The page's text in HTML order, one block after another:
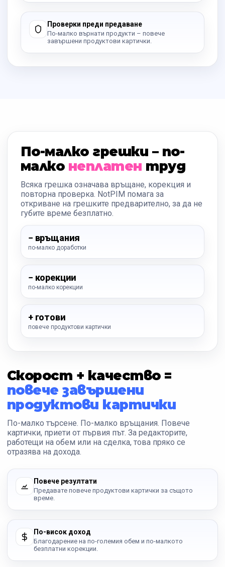
Проверки преди предаване
По-малко върнати продукти – повече
завършени продуктови картички.
По-малко грешки – по-
малко неплатен труд
Всяка грешка означава връщане, корекция и
повторна проверка. NotPIM помага за
откриване на грешките предварително, за да не
губите време безплатно.
− връщания
по-малко доработки
− корекции
по-малко корекции
+ готови
повече продуктови картички
Скорост + качество =
повече завършени
продуктови картички
По-малко търсене. По-малко връщания. Повече
картички, приети от първия път. За редакторите,
работещи на обем или на сделка, това пряко се
отразява на дохода.
Повече резултати
Предавате повече продуктови картички за същото
време.
По-висок доход
Благодарение на по-големия обем и по-малкото
безплатни корекции.